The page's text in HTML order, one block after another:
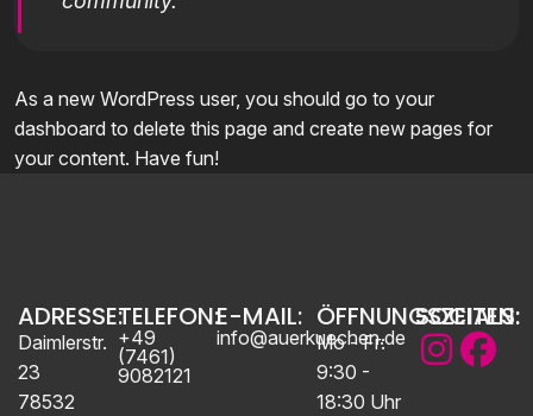
As a new WordPress user, you should go to your
dashboard to delete this page and create new pages for
your content. Have fun!
ADRESSE:
Daimlerstr.
23
78532
TELEFON:
+49
(7461)
9082121
E-MAIL:
info@auerkuechen.de
ÖFFNUNGSZEITEN:
Mo - Fr:
9:30 -
18:30 Uhr
SOCIALS: